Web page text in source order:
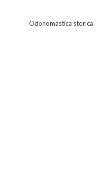
Odonomastica storica